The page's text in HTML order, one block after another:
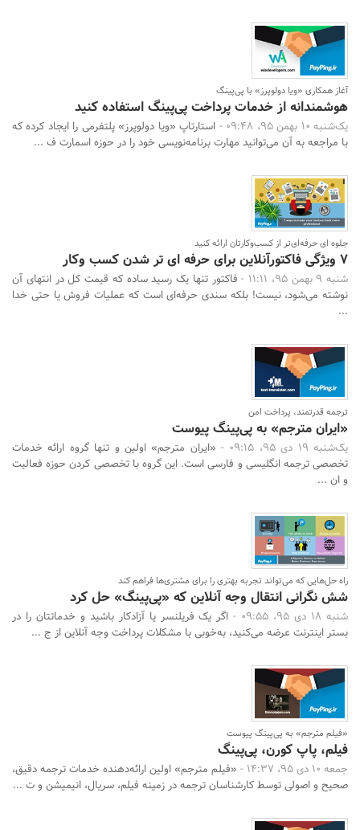
آغاز همکاری «ویا دولوپرز» با پی‌پینگ
هوشمندانه‌ از خدمات پرداخت پی‌پینگ استفاده کنید
یک‌شنبه 10 بهمن 95، 09:48 -
استارتاپ «ویا دولوپرز» پلتفرمی را ایجاد کرده که
با مراجعه به آن می‌توانید مهارت برنامه‌نویسی خود را در حوزه اسمارت ف ...
جلوه‌ ای حرفه‌ای‌تر از کسب‌وکارتان ارائه کنید
7 ویژگی فاکتورآنلاین برای حرفه ای تر شدن کسب وکار
شنبه 9 بهمن 95، 11:11 -
فاکتور تنها یک رسید ساده که قیمت کل در انتهای آن
نوشته می‌شود، نیست! بلکه سندی حرفه‌ای است که عملیات فروش یا حتی خدا
...
ترجمه قدرتمند، پرداخت امن
«ایران مترجم» به پی‌پینگ پیوست
یک‌شنبه 19 دی 95، 09:15 -
«ایران مترجم» اولین و تنها گروه ارائه خدمات
تخصصی ترجمه انگلیسی و فارسی است. این گروه با تخصصی کردن حوزه فعالیت
و ان ...
راه حل‌هایی که می‌تواند تجربه بهتری را برای مشتری‌ها فراهم کند
شش نگرانی انتقال وجه آنلاین که «پی‌پینگ» حل کرد
شنبه 18 دی 95، 09:55 -
اگر یک فریلنسر یا آزادکار باشید و خدماتتان را در
بستر اینترنت عرضه می‌کنید، به‌خوبی با مشکلات پرداخت وجه آنلاین از ج ...
«فیلم مترجم» به پی‌پینگ پیوست
فیلم، پاپ کورن، پی‌پینگ
جمعه 10 دی 95، 14:37 -
«فیلم مترجم» اولین ارائه‌دهنده خدمات ترجمه دقیق،
صحیح و اصولی توسط کارشناسان ترجمه در زمینه فیلم، سریال، انیمیشن و ت ...